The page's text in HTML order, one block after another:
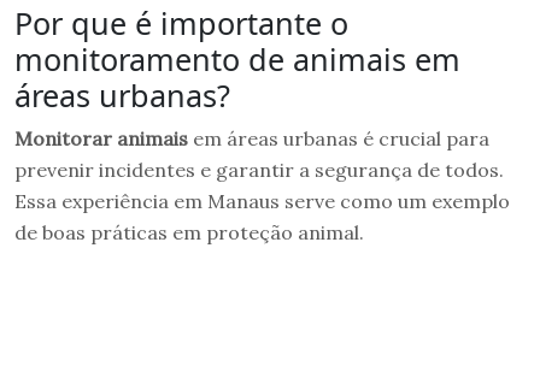
Por que é importante o
monitoramento de animais em
áreas urbanas?
Monitorar animais em áreas urbanas é crucial para
prevenir incidentes e garantir a segurança de todos.
Essa experiência em Manaus serve como um exemplo
de boas práticas em proteção animal.